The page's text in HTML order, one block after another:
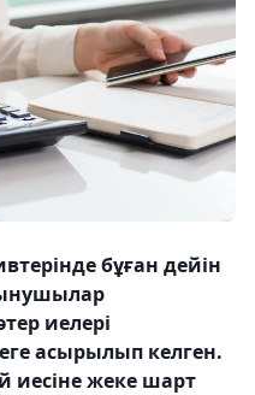
бұған дейін
иелері
асырылып келген.
иесіне жеке шарт